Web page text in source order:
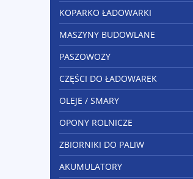
KOPARKO ŁADOWARKI
MASZYNY BUDOWLANE
PASZOWOZY
CZĘŚCI DO ŁADOWAREK
OLEJE / SMARY
OPONY ROLNICZE
ZBIORNIKI DO PALIW
AKUMULATORY